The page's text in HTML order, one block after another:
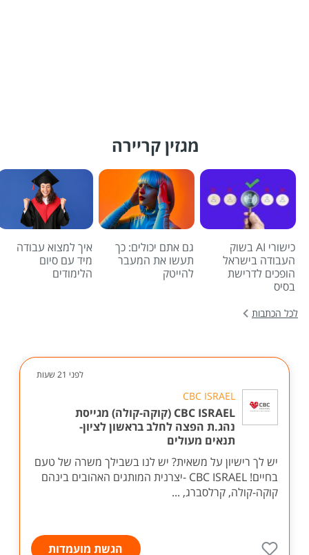
מגזין קריירה
כישורי AI בשוק
העבודה בישראל
הופכים לדרישת
בסיס
גם אתם יכולים: כך
תעשו את המעבר
להייטק
איך למצוא עבודה
מיד עם סיום
הלימודים
לכל הכתבות
לפני 21 שעות
CBC ISRAEL
CBC ISRAEL (קוקה-קולה) מגייסת
נהג.ת הפצה לחלב בראשון לציון-
תנאים מעולים
יש לך רישיון על משאית? יש לנו בשבילך משרה של טעם
בחיים! CBC ISRAEL -יצרנית המותגים האהובים בינהם
קוקה-קולה, קרלסברג, ...
הגשת מועמדות